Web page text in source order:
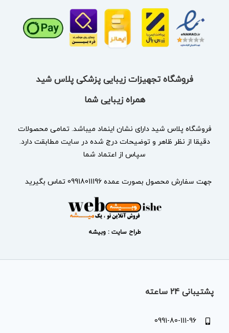
فروشگاه تجهیزات زیبایی پزشکی پلاس شید
همراه زیبایی شما
فروشگاه پلاس شید دارای نشان اینماد میباشد. تمامی محصولات
دقیقا از نظر ظاهر و توضیحات درج شده در سایت مطابقت دارد.
سپاس از اعتماد شما
جهت سفارش محصول بصورت عمده 09918011196 تماس بگیرید
طراح سایت : وبیشه
پشتیبانی 24 ساعته
0991-80-111-96